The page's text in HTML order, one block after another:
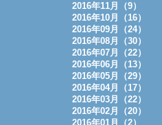
2016年11月（9）
2016年10月（16）
2016年09月（24）
2016年08月（30）
2016年07月（22）
2016年06月（13）
2016年05月（29）
2016年04月（17）
2016年03月（22）
2016年02月（20）
2016年01月（2）